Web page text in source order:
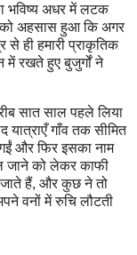
भविष्‍य अधर में लटक
को अहसास हुआ कि अगर
से ही हमारी प्राकृतिक
में रखते हुए बुजुर्गों ने
सात साल पहले लिया
गाँव तक सीमित
और फिर इसका नाम
जाने को लेकर काफी
हैं, और कुछ ने तो
वनों में रुचि लौटती